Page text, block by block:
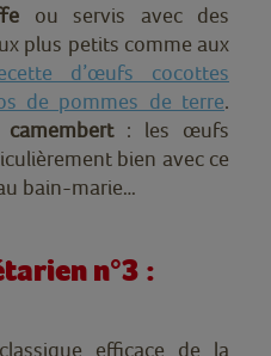
ou servis avec des
plus petits comme aux
d’œufs cocottes
de pommes de terre.
camembert: les œufs
bien avec ce
bain-marie…
n°3 :
efficace de la